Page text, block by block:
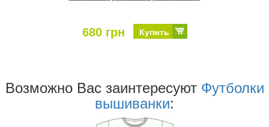
680 грн Купить
Возможно Ваc заинтересуют Футболки
вышиванки: